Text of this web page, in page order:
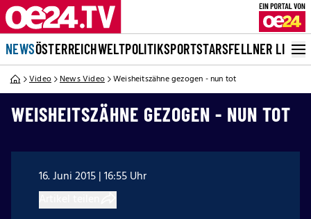
NEWSÖSTERREICHWELTPOLITIKSPORTSTARSFELLNER LIVE
Video News Video Weisheitszähne gezogen - nun tot
WEISHEITSZÄHNE GEZOGEN - NUN TOT
16. Juni 2015 | 16:55 Uhr